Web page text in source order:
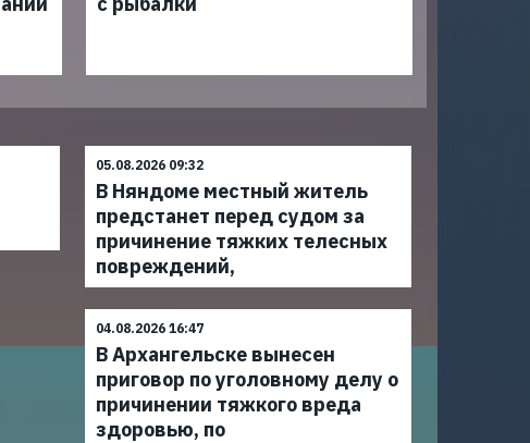
05.08.2026 09:32
В Няндоме местный житель
предстанет перед судом за
причинение тяжких телесных
повреждений,
04.08.2026 16:47
В Архангельске вынесен
приговор по уголовному делу о
причинении тяжкого вреда
здоровью, по